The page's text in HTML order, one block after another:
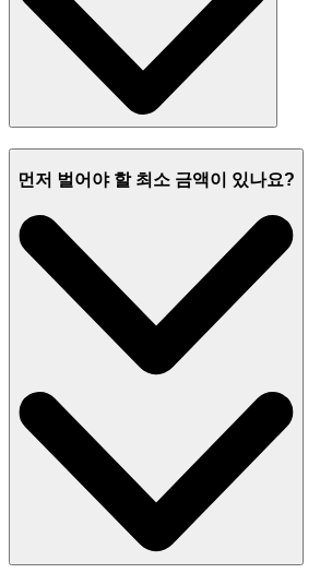
먼저 벌어야 할 최소 금액이 있나요?